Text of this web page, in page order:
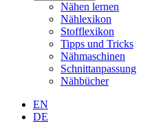
Nähen lernen
Nählexikon
Stofflexikon
Tipps und Tricks
Nähmaschinen
Schnittanpassung
Nähbücher
EN
DE